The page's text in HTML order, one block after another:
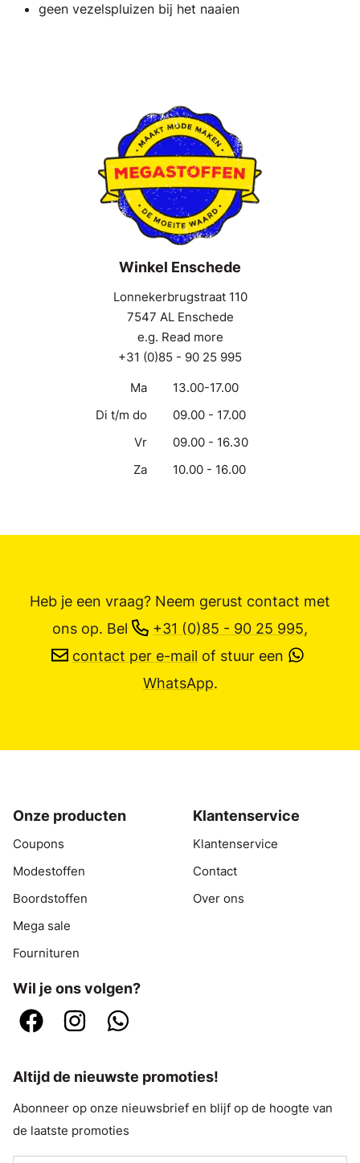
geen vezelspluizen bij het naaien
Winkel Enschede
Lonnekerbrugstraat 110
7547 AL Enschede
e.g. Read more
+31 (0)85 - 90 25 995
Ma
13.00-17.00
Di t/m do
09.00 - 17.00
Vr
09.00 - 16.30
Za
10.00 - 16.00
Heb je een vraag? Neem gerust contact met
ons op. Bel +31 (0)85 - 90 25 995,
contact per e-mail of stuur een
WhatsApp.
Onze producten
Coupons
Modestoffen
Boordstoffen
Mega sale
Fournituren
Klantenservice
Klantenservice
Contact
Over ons
Wil je ons volgen?
Altijd de nieuwste promoties!
Abonneer op onze nieuwsbrief en blijf op de hoogte van
de laatste promoties